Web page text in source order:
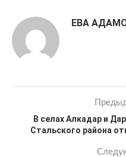
ЕВА
В селах Алкадар и
Стальского района